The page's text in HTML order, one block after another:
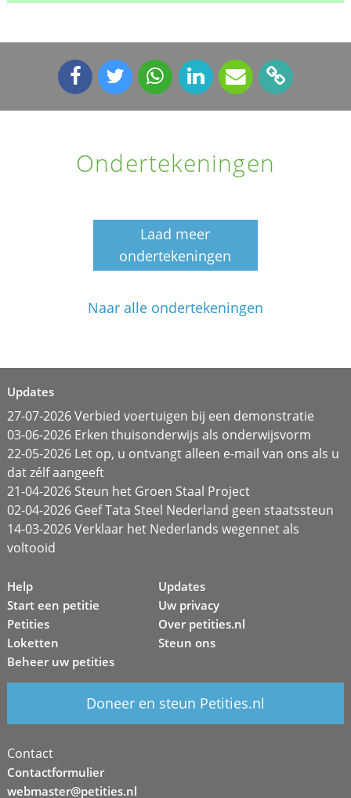
Ondertekeningen
Laad meer
ondertekeningen
Naar alle ondertekeningen
Updates
27-07-2026 Verbied voertuigen bij een demonstratie
03-06-2026 Erken thuisonderwijs als onderwijsvorm
22-05-2026 Let op, u ontvangt alleen e-mail van ons als u
dat zélf aangeeft
21-04-2026 Steun het Groen Staal Project
02-04-2026 Geef Tata Steel Nederland geen staatssteun
14-03-2026 Verklaar het Nederlands wegennet als
voltooid
Help
Start een petitie
Petities
Loketten
Beheer uw petities
Updates
Uw privacy
Over petities.nl
Steun ons
Doneer en steun Petities.nl
Contact
Contactformulier
webmaster@petities.nl